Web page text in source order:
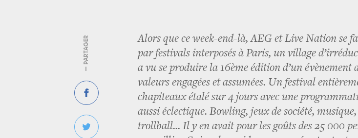
— PARTAGER
Alors que ce week-end-là, AEG et Live Nation se
par festivals interposés à Paris, un village
a vu se produire la 16ème édition d’un évènement
valeurs engagées et assumées. Un festival
chapiteaux étalé sur 4 jours avec une
aussi éclectique. Bowling, jeux de société,
trollball... Il y en avait pour les goûts des 25 000